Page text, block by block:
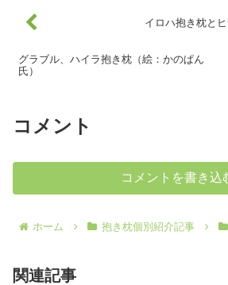
イロハ抱き枕と
グラブル、ハイラ抱き枕（絵：かのぱん
氏）
コメント
コメントを書き込
ホーム 抱き枕個別紹介記事
関連記事